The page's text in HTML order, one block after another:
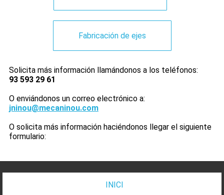
Fabricación de ejes
Solicita más información llamándonos a los teléfonos:
93 593 29 61
O enviándonos un correo electrónico a:
jninou@mecaninou.com
O solicita más información haciéndonos llegar el siguiente
formulario:
INICI